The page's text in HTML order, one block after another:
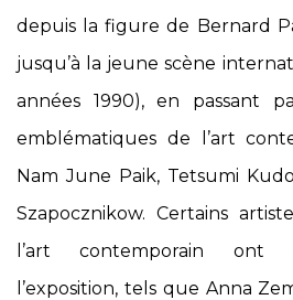
depuis la figure de Bernard
jusqu’à la jeune scène
années 1990), en passant
emblématiques de l’art
Nam June Paik, Tetsumi
Szapocznikow. Certains
l’art contemporain ont
l’exposition, tels que Anna